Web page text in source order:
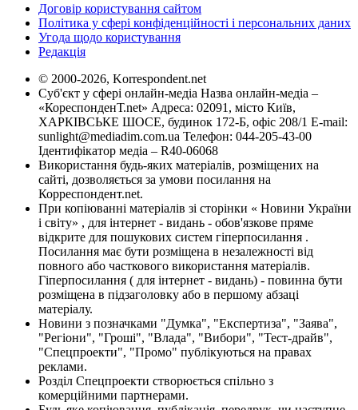
Договір користування сайтом
Політика у сфері конфіденційності і персональних даних
Угода щодо користування
Редакція
© 2000-2026, Korrespondent.net
Суб'єкт у сфері онлайн-медіа Назва онлайн-медіа –
«КореспонденТ.net» Адреса: 02091, місто Київ,
ХАРКІВСЬКЕ ШОСЕ, будинок 172-Б, офіс 208/1 E-mail:
sunlight@mediadim.com.ua Телефон: 044-205-43-00
Ідентифікатор медіа – R40-06068
Використання будь-яких матеріалів, розміщених на
сайті, дозволяється за умови посилання на
Корреспондент.net.
При копіюванні матеріалів зі сторінки « Новини України
і світу» , для інтернет - видань - обов'язкове пряме
відкрите для пошукових систем гіперпосилання .
Посилання має бути розміщена в незалежності від
повного або часткового використання матеріалів.
Гіперпосилання ( для інтернет - видань) - повинна бути
розміщена в підзаголовку або в першому абзаці
матеріалу.
Новини з позначками "Думка", "Експертиза", "Заява",
"Регіони", "Гроші", "Влада", "Вибори", "Тест-драйв",
"Спецпроекти", "Промо" публікуються на правах
реклами.
Розділ Спецпроекти створюється спільно з
комерційними партнерами.